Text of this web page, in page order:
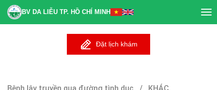
BV DA LIỄU TP. HỒ CHÍ MINH
Đặt lịch khám